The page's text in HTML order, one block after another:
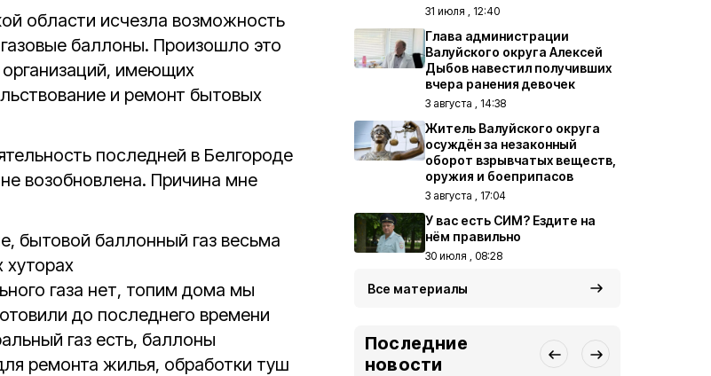
области исчезла возможность
баллоны. Произошло это
организаций, имеющих
и ремонт бытовых
последней в Белгороде
возобновлена. Причина мне
бытовой баллонный газ весьма
хуторах
газа нет, топим дома мы
до последнего времени
газ есть, баллоны
ремонта жилья, обработки туш
31 июля , 12:40
Глава администрации
Валуйского округа Алексей
Дыбов навестил получивших
вчера ранения девочек
3 августа , 14:38
Житель Валуйского округа
осуждён за незаконный
оборот взрывчатых веществ,
оружия и боеприпасов
3 августа , 17:04
У вас есть СИМ? Ездите на
нём правильно
30 июля , 08:28
Все материалы
Последние
новости